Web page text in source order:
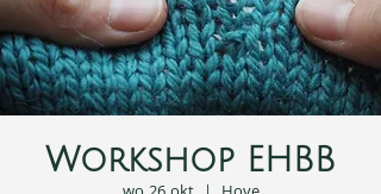
Workshop EHBB